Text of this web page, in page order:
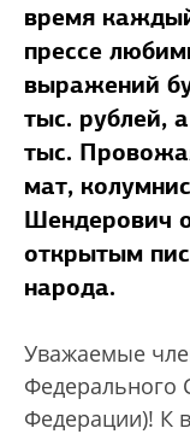
время
прессе
выражений
тыс. рублей,
тыс.
мат,
Шендерович
открытым
народа.
Уважаемые
Федерального
Федерации)! К